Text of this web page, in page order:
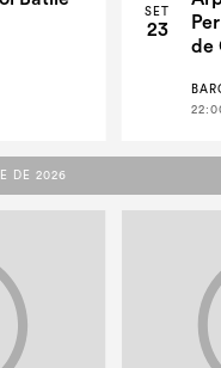
SET
23
de
DE 2026
DE 2026